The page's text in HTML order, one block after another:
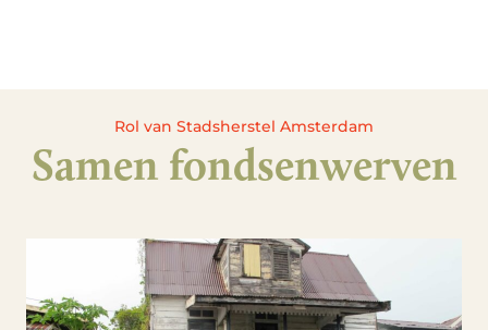
Rol van Stadsherstel Amsterdam
Samen fondsenwerven